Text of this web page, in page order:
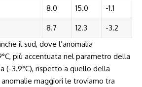
8.0 15.0 -1.1
8.7 12.3
-3.2
il sud, dove l’anomalia
più accentuata nel parametro della
(-3.9°C), rispetto a quello della
anomalie maggiori le troviamo tra